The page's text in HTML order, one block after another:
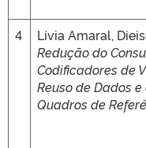
4
Lívia Amaral,
Redução do
Codificadores de
Reuso de Dados
Quadros de